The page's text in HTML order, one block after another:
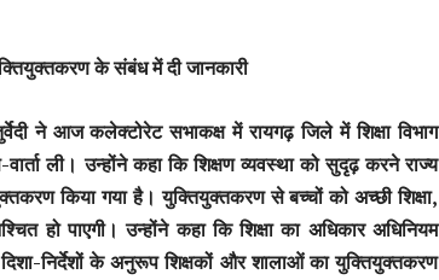
के संबंध में दी जानकारी
ने आज कलेक्टोरेट सभाकक्ष में रायगढ़ जिले में शिक्षा विभाग
ली। उन्होंने कहा कि शिक्षण व्यवस्था को सुदृढ़ करने राज्य
किया गया है। युक्तियुक्तकरण से बच्चों को अच्छी शिक्षा,
हो पाएगी। उन्होंने कहा कि शिक्षा का अधिकार अधिनियम
निर्देशों के अनुरूप शिक्षकों और शालाओं का युक्तियुक्तकरण